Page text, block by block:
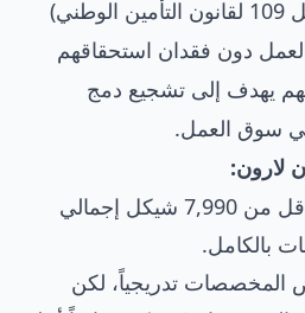
يسمح قانون لارون (تعديل 109 لقانون التأمين الوطني)
دون فقدان استحقاقهم
يهدف إلى تشجيع دمج
سوق العمل.
لارون:
طالما الدخل من العمل أقل من 7,990 شيكل إجمالي
بالكامل.
المخصصات تدريجياً، لكن